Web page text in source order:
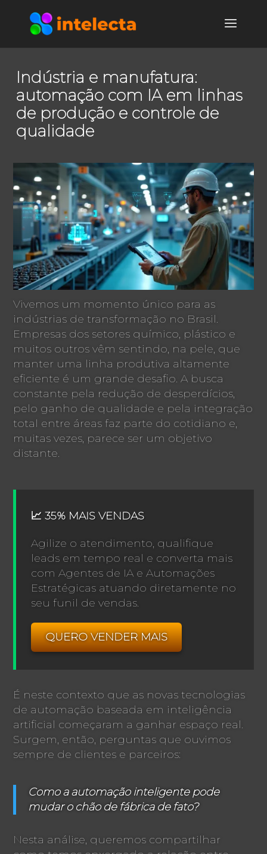
Indústria e manufatura:
automação com IA em linhas
de produção e controle de
qualidade
Vivemos um momento único para as
indústrias de transformação no Brasil.
Empresas dos setores químico, plástico e
muitos outros vêm sentindo, na pele, que
manter uma linha produtiva altamente
eficiente é um grande desafio. A busca
constante pela redução de desperdícios,
pelo ganho de qualidade e pela integração
total entre áreas faz parte do cotidiano e,
muitas vezes, parece ser um objetivo
distante.
📈 35% MAIS VENDAS
Agilize o atendimento, qualifique
leads em tempo real e converta mais
com Agentes de IA e Automações
Estratégicas atuando diretamente no
seu funil de vendas.
QUERO VENDER MAIS
É neste contexto que as novas tecnologias
de automação baseada em inteligência
artificial começaram a ganhar espaço real.
Surgem, então, perguntas que ouvimos
sempre de clientes e parceiros:
Como a automação inteligente pode
mudar o chão de fábrica de fato?
Nesta análise, queremos compartilhar